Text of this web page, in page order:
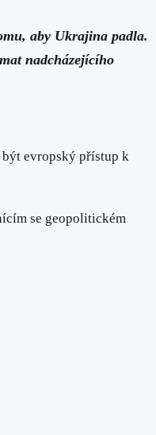
aby Ukrajina padla.
nadcházejícího
evropský přístup k
se geopolitickém